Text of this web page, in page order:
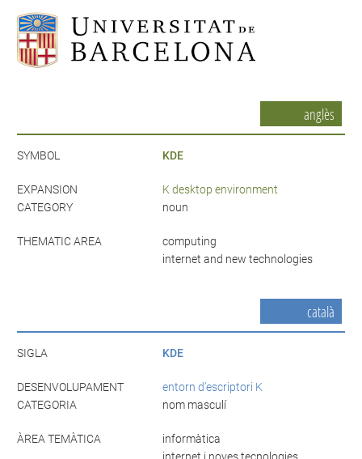
anglès
SYMBOL KDE
EXPANSION
K desktop environment
CATEGORY
noun
THEMATIC AREA
computing
internet and new technologies
català
SIGLA KDE
DESENVOLUPAMENT
entorn d’escriptori K
CATEGORIA
nom masculí
ÀREA TEMÀTICA
informàtica